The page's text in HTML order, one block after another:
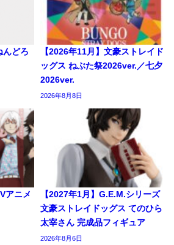
んどろ
【2026年11月】文豪ストレイド
ッグス ねぶた祭2026ver.／七夕
2026ver.
2026年8月8日
アニメ
【2027年1月】G.E.M.シリーズ
文豪ストレイドッグス てのひら
太宰さん 完成品フィギュア
2026年8月6日